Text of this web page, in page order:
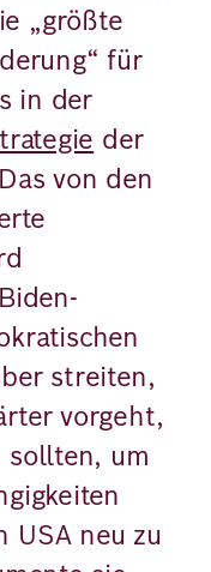
„größte
für
in der
der
von den
streiten,
vorgeht,
sollten, um
USA neu zu